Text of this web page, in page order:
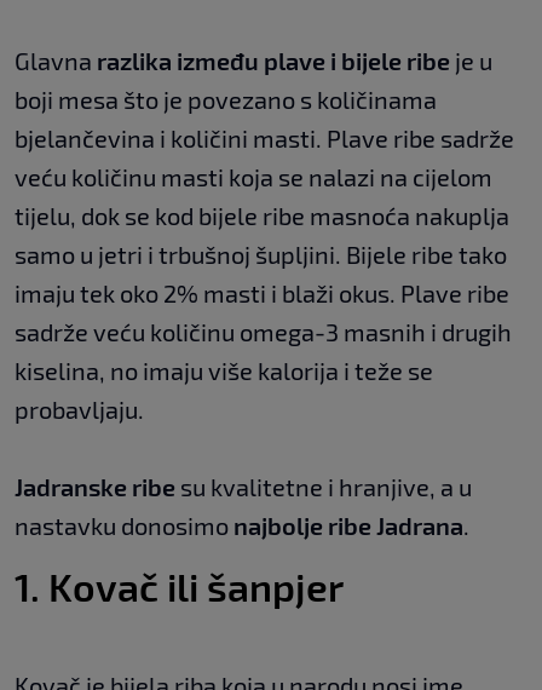
Glavna razlika između plave i bijele ribe je u
boji mesa što je povezano s količinama
bjelančevina i količini masti. Plave ribe sadrže
veću količinu masti koja se nalazi na cijelom
tijelu, dok se kod bijele ribe masnoća nakuplja
samo u jetri i trbušnoj šupljini. Bijele ribe tako
imaju tek oko 2% masti i blaži okus. Plave ribe
sadrže veću količinu omega-3 masnih i drugih
kiselina, no imaju više kalorija i teže se
probavljaju.
Jadranske ribe su kvalitetne i hranjive, a u
nastavku donosimo najbolje ribe Jadrana.
1. Kovač ili šanpjer